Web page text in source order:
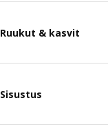
Ruukut & kasvit
Sisustus